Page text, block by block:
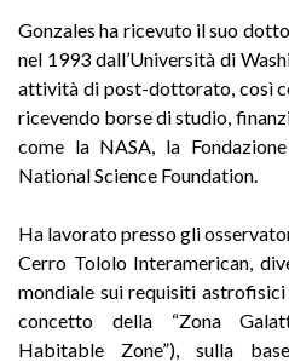
Gonzales ha ricevuto il suo
nel 1993 dall’Università di
attività di post-dottorato, così
ricevendo borse di studio,
come la NASA, la
National Science Foundation.
Ha lavorato presso gli
Cerro Tololo Interamerican,
mondiale sui requisiti
concetto della “Zona
Habitable Zone”), sulla